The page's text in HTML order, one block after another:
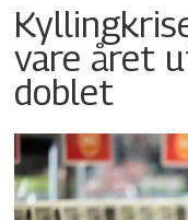
vare året
doblet